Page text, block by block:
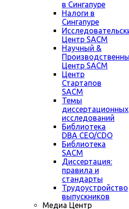
в Сингапуре
Налоги в
Сингапуре
Центр SACM
Научный &
Центр SACM
Центр
Стартапов
SACM
Темы
диссертационных
исследований
Библиотека
DBA CEO/CDO
Библиотека
SACM
Диссертация:
правила и
стандарты
Трудоустройство
выпускников
Медиа Центр